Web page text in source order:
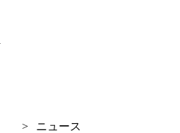
ニュース